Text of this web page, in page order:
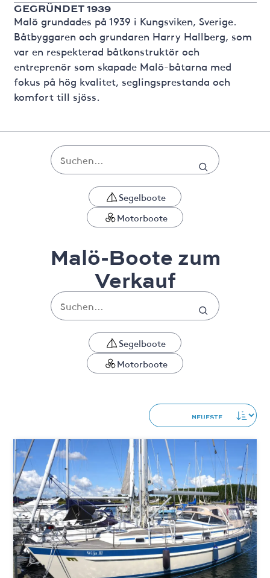
GEGRÜNDET 1939
Malö grundades på 1939 i Kungsviken, Sverige.
Båtbyggaren och grundaren Harry Hallberg, som
var en respekterad båtkonstruktör och
entreprenör som skapade Malö-båtarna med
fokus på hög kvalitet, seglingsprestanda och
komfort till sjöss.
Segelboote
Motorboote
Malö-Boote zum
Verkauf
Segelboote
Motorboote